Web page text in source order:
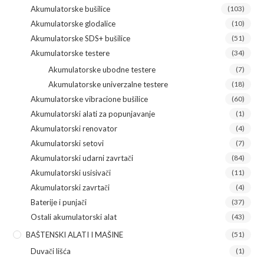
Akumulatorske bušilice (103)
Akumulatorske glodalice (10)
Akumulatorske SDS+ bušilice (51)
Akumulatorske testere (34)
Akumulatorske ubodne testere (7)
Akumulatorske univerzalne testere (18)
Akumulatorske vibracione bušilice (60)
Akumulatorski alati za popunjavanje (1)
Akumulatorski renovator (4)
Akumulatorski setovi (7)
Akumulatorski udarni zavrtači (84)
Akumulatorski usisivači (11)
Akumulatorski zavrtači (4)
Baterije i punjači (37)
Ostali akumulatorski alat (43)
BAŠTENSKI ALATI I MAŠINE (51)
Duvači lišća (1)